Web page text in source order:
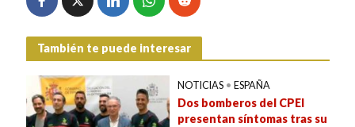
También te puede interesar
NOTICIAS • ESPAÑA
Dos bomberos del CPEI
presentan síntomas tras su